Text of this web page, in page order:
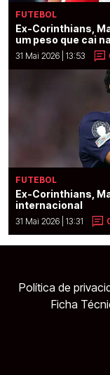
FUTEBOL
Ex-Corinthians,
um peso que cai
31 Mai 2026 | 13:53
FUTEBOL
Ex-Corinthians,
internacional
31 Mai 2026 | 13:31
Política de
Ficha